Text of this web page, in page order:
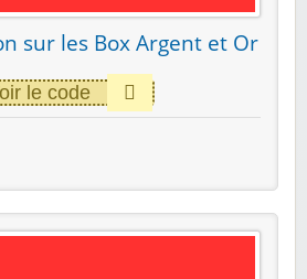
sur les Box Argent et Or
le code